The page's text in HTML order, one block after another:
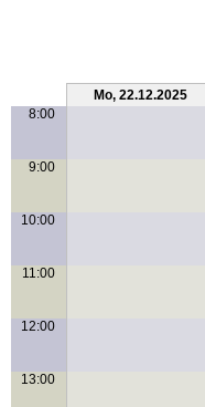
Mo, 22.12.2025
8:00
9:00
10:00
11:00
12:00
13:00